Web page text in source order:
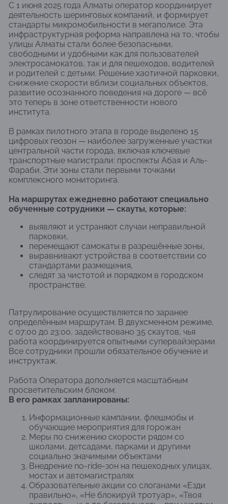
С 1 июня 2025 года Алматы оператор координирует
деятельность шеринговых компаний, и формирует
стандарты микромобильности в мегаполисе. Эта
инфраструктурная реформа направлена на то, чтобы
улицы Алматы стали более безопасными,
свободными и удобными как для пользователей
электросамокатов, так и для пешеходов, водителей
и родителей с детьми. Решение хаотичной парковки,
снижение скорости вблизи социальных объектов,
развитие осознанного поведения на дороге — всё
это теперь в зоне ответственности нового
института.
В рамках пилотного этапа в городе выделено 15
цифровых геозон — наиболее загруженные участки
центральной части города, включая ключевые
транспортные магистрали: проспекты Абая и Аль-
Фараби. Эти зоны стали первыми точками
комплексного мониторинга.
На маршрутах ежедневно работают специально
обученные сотрудники — скауты, которые:
выявляют и устраняют случаи неправильной
парковки,
перемещают самокаты в разрешённые зоны,
выравнивают устройства в соответствии со
стандартами размещения,
следят за чистотой и порядком в городском
пространстве.
Патрулирование осуществляется по заранее
определённым маршрутам. В двухсменном режиме,
с 07:00 до 23:00, задействовано 35 скаутов, чья
работа координируется опытными супервайзерами.
Все сотрудники прошли обязательное обучение и
инструктаж.
Работа Оператора дополняется масштабным
просветительским блоком.
В его рамках запланированы:
Информационные кампании, флешмобы и
обучающие мероприятия для горожан
Меры по снижению скорости рядом со
школами, детсадами, парками и другими
социально значимыми объектами
Внедрение no-ride-зон на пешеходных улицах,
мостах и автомагистралях
Образовательные акции со слоганами «Езди
правильно», «Не блокируй тротуар», «Твоя